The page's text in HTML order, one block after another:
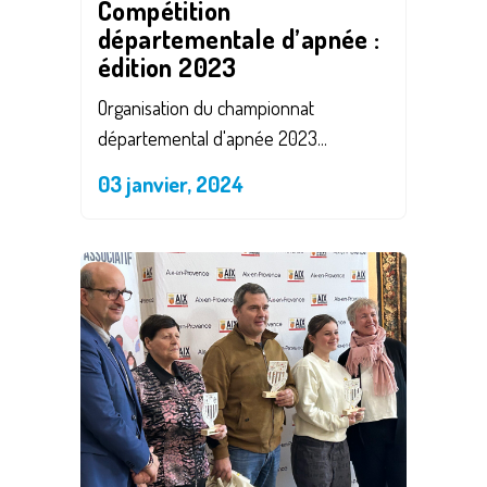
Compétition
départementale d’apnée :
édition 2023
Organisation du championnat
départemental d'apnée 2023...
03 janvier, 2024
Save